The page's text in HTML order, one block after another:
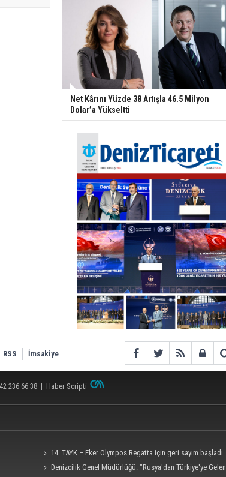
Net Kârını Yüzde 38 Artışla 46.5 Milyon
Dolar’a Yükseltti
RSS İmsakiye
236 66 38 | Haber Scripti
14. TAYK – Eker Olympos Regatta için geri sayım başladı
Denizcilik Genel Müdürlüğü: "Rusya'dan Türkiye'ye Gelen